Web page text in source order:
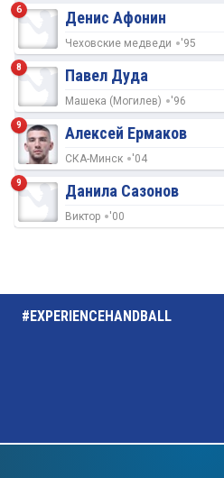
6 Денис Афонин
Чеховские медведи '95
8 Павел Дуда
Машека (Могилев) '96
9 Алексей Ермаков
СКА-Минск '04
9 Данила Сазонов
Виктор '00
#EXPERIENCEHANDBALL